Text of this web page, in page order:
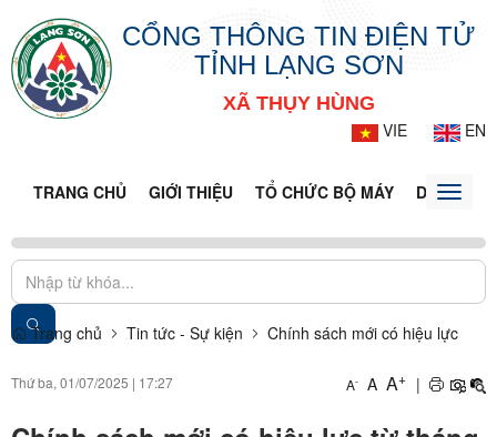
CỔNG THÔNG TIN ĐIỆN TỬ
TỈNH LẠNG SƠN
XÃ THỤY HÙNG
VIE
EN
TRANG CHỦ GIỚI THIỆU TỔ CHỨC BỘ MÁY DOANH
Toggle
Trang chủ Tin tức - Sự kiện Chính sách mới có hiệu lực
Thứ ba, 01/07/2025 | 17:27 A- A A+ |